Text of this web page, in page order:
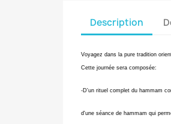
Description
Voyagez dans la pure tradition
Cette journée sera composée:
-D'un rituel complet du hammam
d'une séance de hammam qui